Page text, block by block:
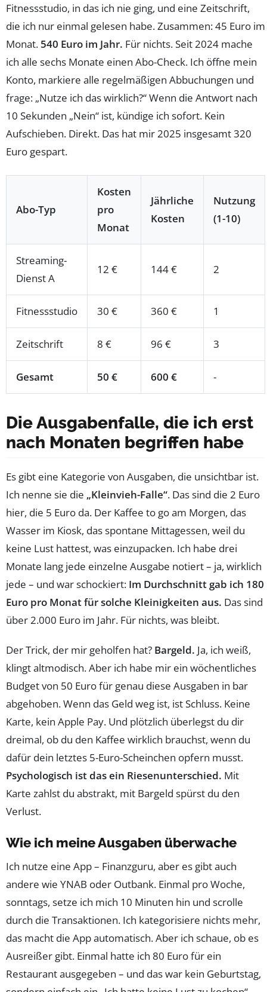
Fitnessstudio, in das ich nie ging, und eine Zeitschrift,
die ich nur einmal gelesen habe. Zusammen: 45 Euro im
Monat. 540 Euro im Jahr. Für nichts. Seit 2024 mache
ich alle sechs Monate einen Abo-Check. Ich öffne mein
Konto, markiere alle regelmäßigen Abbuchungen und
frage: „Nutze ich das wirklich?“ Wenn die Antwort nach
10 Sekunden „Nein“ ist, kündige ich sofort. Kein
Aufschieben. Direkt. Das hat mir 2025 insgesamt 320
Euro gespart.
Abo-Typ
Kosten
pro
Monat
Jährliche
Kosten
Nutzung
(1-10)
Streaming-
Dienst A
12 € 144 € 2
Fitnessstudio 30 € 360 € 1
Zeitschrift 8 € 96 € 3
Gesamt 50 € 600 € -
Die Ausgabenfalle, die ich erst
nach Monaten begriffen habe
Es gibt eine Kategorie von Ausgaben, die unsichtbar ist.
Ich nenne sie die „Kleinvieh-Falle“. Das sind die 2 Euro
hier, die 5 Euro da. Der Kaffee to go am Morgen, das
Wasser im Kiosk, das spontane Mittagessen, weil du
keine Lust hattest, was einzupacken. Ich habe drei
Monate lang jede einzelne Ausgabe notiert – ja, wirklich
jede – und war schockiert: Im Durchschnitt gab ich 180
Euro pro Monat für solche Kleinigkeiten aus. Das sind
über 2.000 Euro im Jahr. Für nichts, was bleibt.
Der Trick, der mir geholfen hat? Bargeld. Ja, ich weiß,
klingt altmodisch. Aber ich habe mir ein wöchentliches
Budget von 50 Euro für genau diese Ausgaben in bar
abgehoben. Wenn das Geld weg ist, ist Schluss. Keine
Karte, kein Apple Pay. Und plötzlich überlegst du dir
dreimal, ob du den Kaffee wirklich brauchst, wenn du
dafür dein letztes 5-Euro-Scheinchen opfern musst.
Psychologisch ist das ein Riesenunterschied. Mit
Karte zahlst du abstrakt, mit Bargeld spürst du den
Verlust.
Wie ich meine Ausgaben überwache
Ich nutze eine App – Finanzguru, aber es gibt auch
andere wie YNAB oder Outbank. Einmal pro Woche,
sonntags, setze ich mich 10 Minuten hin und scrolle
durch die Transaktionen. Ich kategorisiere nichts mehr,
das macht die App automatisch. Aber ich schaue, ob es
Ausreißer gibt. Einmal hatte ich 80 Euro für ein
Restaurant ausgegeben – und das war kein Geburtstag,